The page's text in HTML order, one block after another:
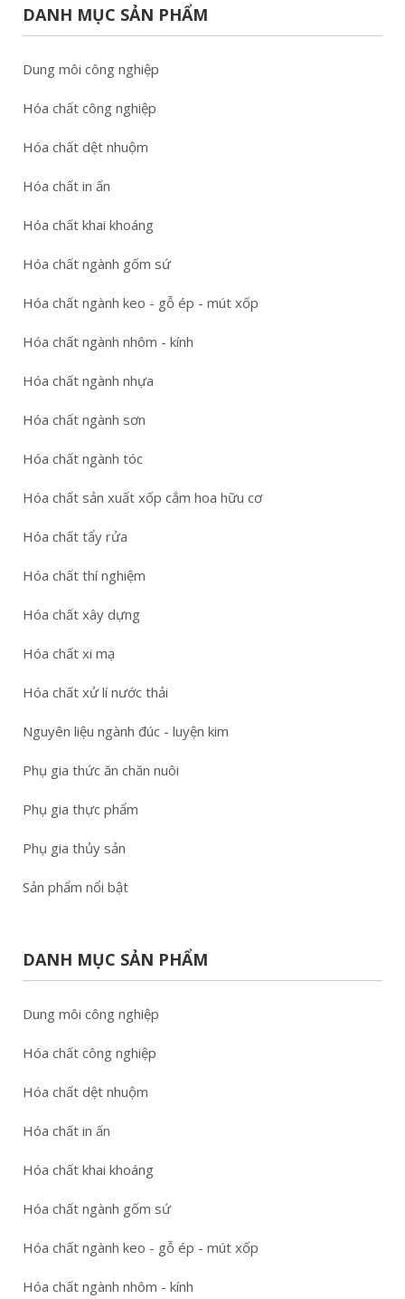
DANH MỤC SẢN PHẨM
Dung môi công nghiệp
Hóa chất công nghiệp
Hóa chất dệt nhuộm
Hóa chất in ấn
Hóa chất khai khoáng
Hóa chất ngành gốm sứ
Hóa chất ngành keo - gỗ ép - mút xốp
Hóa chất ngành nhôm - kính
Hóa chất ngành nhựa
Hóa chất ngành sơn
Hóa chất ngành tóc
Hóa chất sản xuất xốp cắm hoa hữu cơ
Hóa chất tẩy rửa
Hóa chất thí nghiệm
Hóa chất xây dựng
Hóa chất xi mạ
Hóa chất xử lí nước thải
Nguyên liệu ngành đúc - luyện kim
Phụ gia thức ăn chăn nuôi
Phụ gia thực phẩm
Phụ gia thủy sản
Sản phẩm nổi bật
DANH MỤC SẢN PHẨM
Dung môi công nghiệp
Hóa chất công nghiệp
Hóa chất dệt nhuộm
Hóa chất in ấn
Hóa chất khai khoáng
Hóa chất ngành gốm sứ
Hóa chất ngành keo - gỗ ép - mút xốp
Hóa chất ngành nhôm - kính